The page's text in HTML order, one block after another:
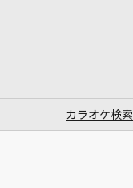
カラオケ検索